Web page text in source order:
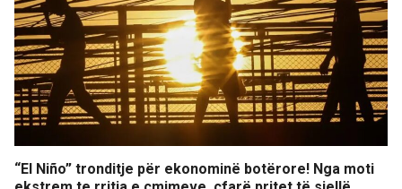
“El Niño” tronditje për ekonominë botërore! Nga moti